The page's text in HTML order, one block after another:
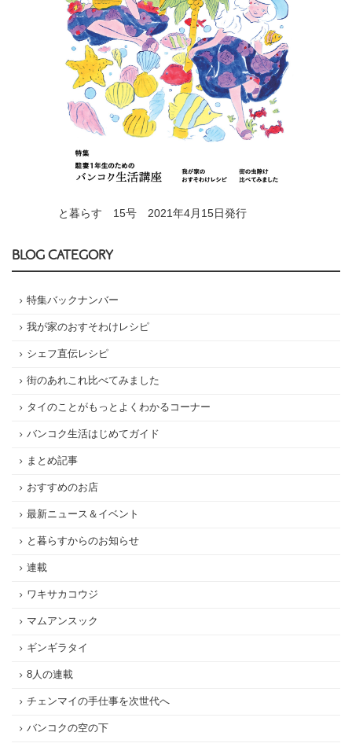
と暮らす 15号 2021年4月15日発行
BLOG CATEGORY
特集バックナンバー
我が家のおすそわけレシピ
シェフ直伝レシピ
街のあれこれ比べてみました
タイのことがもっとよくわかるコーナー
バンコク生活はじめてガイド
まとめ記事
おすすめのお店
最新ニュース＆イベント
と暮らすからのお知らせ
連載
ワキサカコウジ
マムアンスック
ギンギラタイ
8人の連載
チェンマイの手仕事を次世代へ
バンコクの空の下